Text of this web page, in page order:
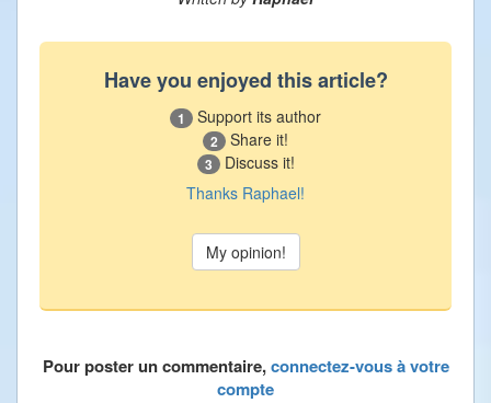
Have you enjoyed this article?
1 Support its author
2 Share it!
3 Discuss it!
Thanks Raphael!
Pour poster un commentaire,connectez-vous à votre
compte